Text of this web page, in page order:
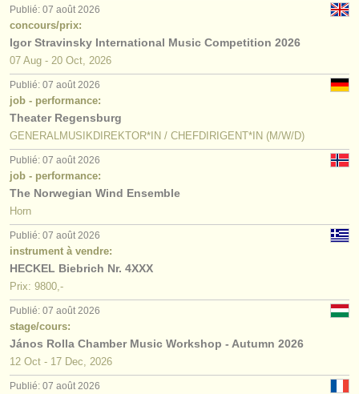
Publié: 07 août 2026
concours/prix:
Igor Stravinsky International Music Competition 2026
07 Aug - 20 Oct, 2026
Publié: 07 août 2026
job - performance:
Theater Regensburg
GENERALMUSIKDIREKTOR*IN / CHEFDIRIGENT*IN (M/W/D)
Publié: 07 août 2026
job - performance:
The Norwegian Wind Ensemble
Horn
Publié: 07 août 2026
instrument à vendre:
HECKEL Biebrich Nr. 4XXX
Prix: 9800,-
Publié: 07 août 2026
stage/cours:
János Rolla Chamber Music Workshop - Autumn 2026
12 Oct - 17 Dec, 2026
Publié: 07 août 2026